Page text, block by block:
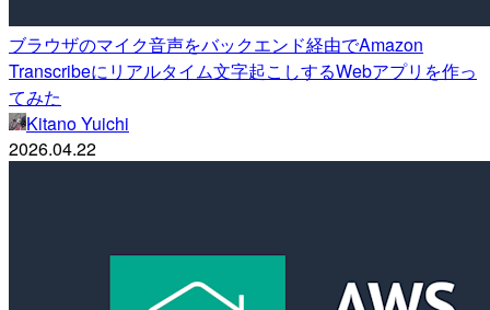
ブラウザのマイク音声をバックエンド経由でAmazon
Transcribeにリアルタイム文字起こしするWebアプリを作っ
てみた
Kitano Yuichi
2026.04.22